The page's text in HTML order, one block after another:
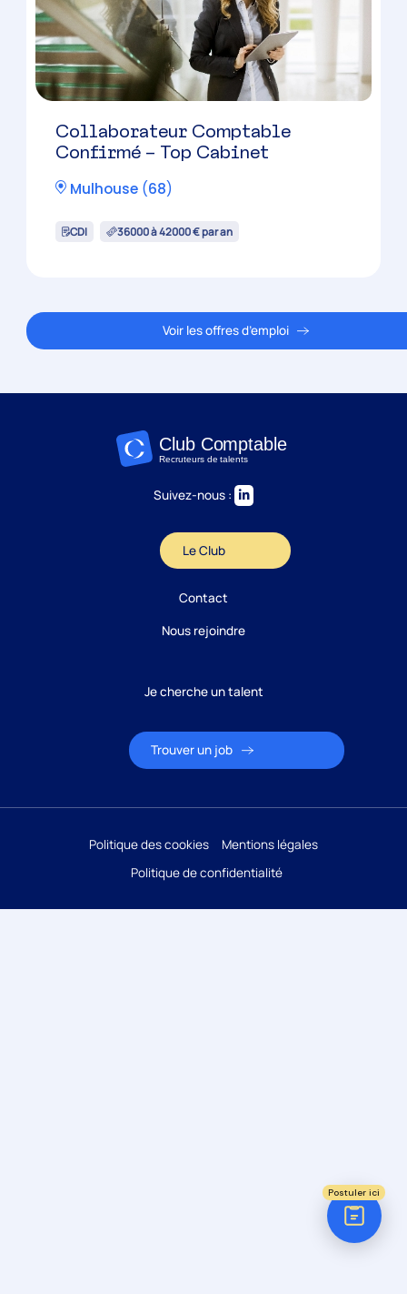
Postuler ici
Candidature
Réponse sous 24h
Collaborateur Comptable
Confirmé – Top Cabinet
Mulhouse (68)
CDI 36000 à 42000 € par an
Voir les offres d’emploi
Suivez-nous :
Le Club
Contact
Nous rejoindre
Je cherche un talent
Trouver un job
Politique des cookies
Mentions légales
Politique de confidentialité